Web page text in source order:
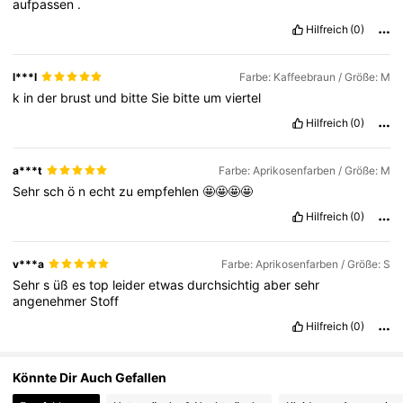
aufpassen .
Hilfreich (0)
l***l Farbe: Kaffeebraun / Größe: M
k inder brust und bitte Sie bitte umviertel
Hilfreich (0)
a***t Farbe: Aprikosenfarben / Größe: M
Sehrschö necht zuempfehlen🤩🤩🤩🤩
Hilfreich (0)
v***a Farbe: Aprikosenfarben / Größe: S
Sehrs üßestop leideretwasdurchsichtigabersehr
angenehmer Stoff
Hilfreich (0)
Könnte Dir Auch Gefallen